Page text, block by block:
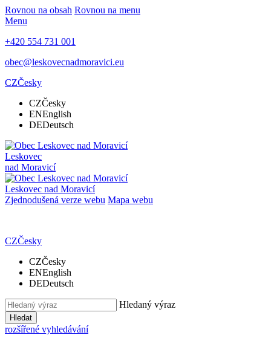
Rovnou na obsah Rovnou na menu
Menu
+420 554 731 001
obec@leskovecnadmoravici.eu
CZČesky
CZČesky
ENEnglish
DEDeutsch
Leskovec
nad Moravicí
Leskovec nad Moravicí
Zjednodušená verze webu Mapa webu
CZČesky
CZČesky
ENEnglish
DEDeutsch
Hledaný výraz
Hledat
rozšířené vyhledávání